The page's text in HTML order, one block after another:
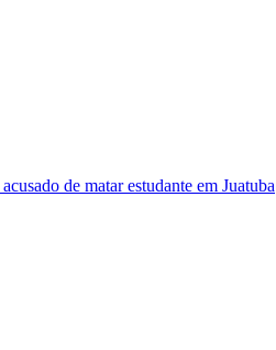
de matar estudante em Juatuba